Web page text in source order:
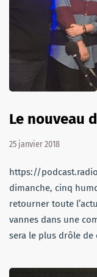
Le nouveau
25 janvier 2018
https://
dimanche, cinq
retourner toute
vannes dans une
sera le plus drôle de